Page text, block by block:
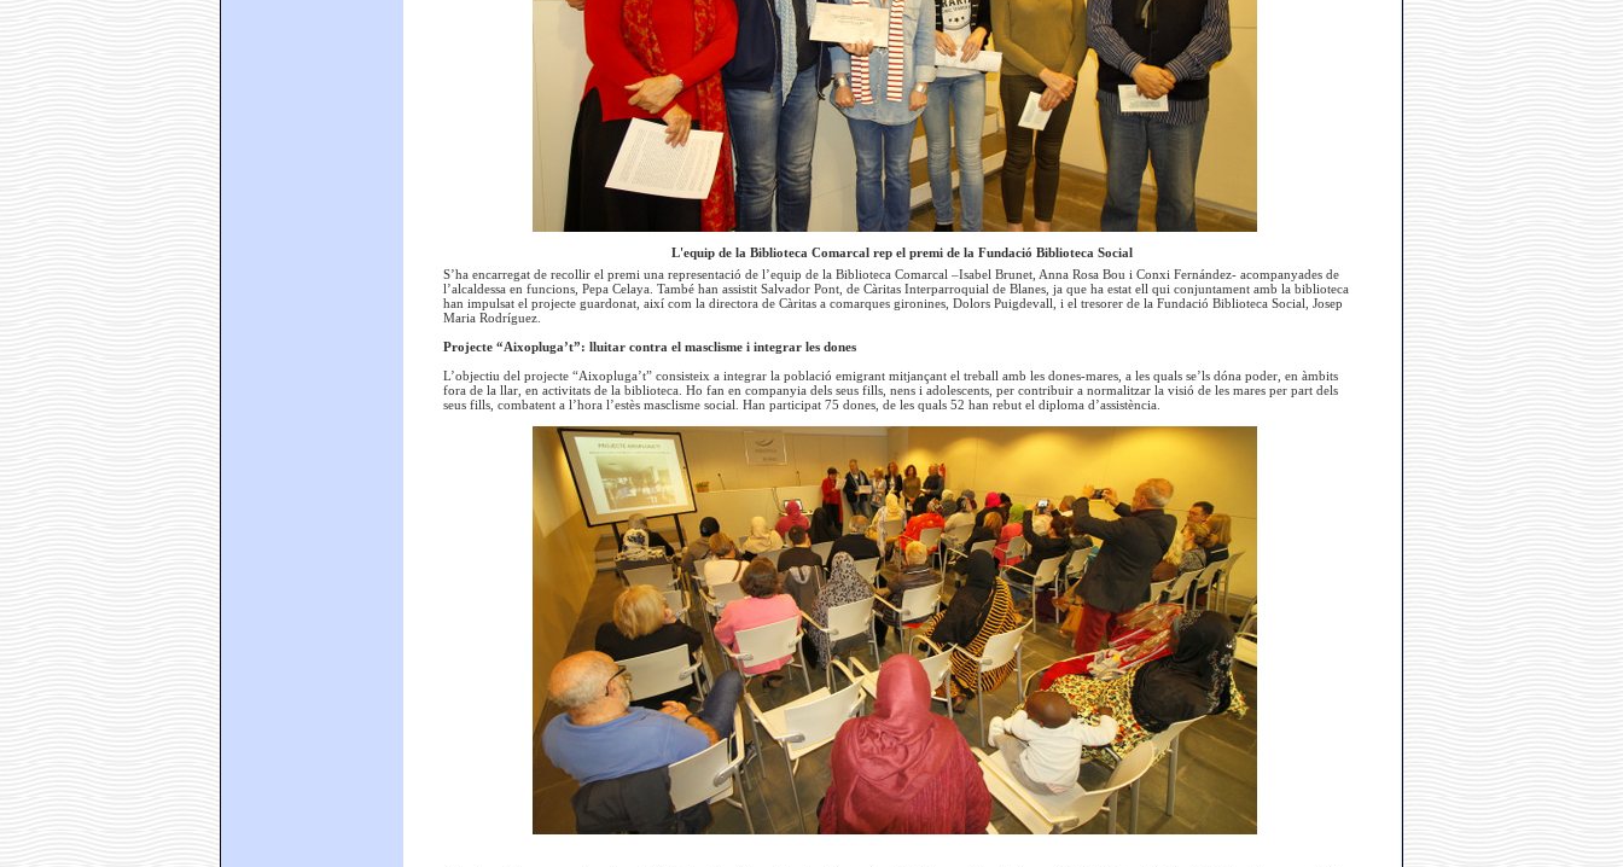
L'equip de la Biblioteca Comarcal rep el premi de la Fundació Biblioteca Social
S’ha encarregat de recollir el premi una representació de l’equip de la Biblioteca Comarcal –Isabel Brunet, Anna Rosa Bou i Conxi Fernández- acompanyades de
l’alcaldessa en funcions, Pepa Celaya. També han assistit Salvador Pont, de Càritas Interparroquial de Blanes, ja que ha estat ell qui conjuntament amb la biblioteca
han impulsat el projecte guardonat, així com la directora de Càritas a comarques gironines, Dolors Puigdevall, i el tresorer de la Fundació Biblioteca Social, Josep
Maria Rodríguez.
Projecte “Aixopluga’t”: lluitar contra el masclisme i integrar les dones
L’objectiu del projecte “Aixopluga’t” consisteix a integrar la població emigrant mitjançant el treball amb les dones-mares, a les quals se’ls dóna poder, en àmbits
fora de la llar, en activitats de la biblioteca. Ho fan en companyia dels seus fills, nens i adolescents, per contribuir a normalitzar la visió de les mares per part dels
seus fills, combatent a l’hora l’estès masclisme social. Han participat 75 dones, de les quals 52 han rebut el diploma d’assistència.